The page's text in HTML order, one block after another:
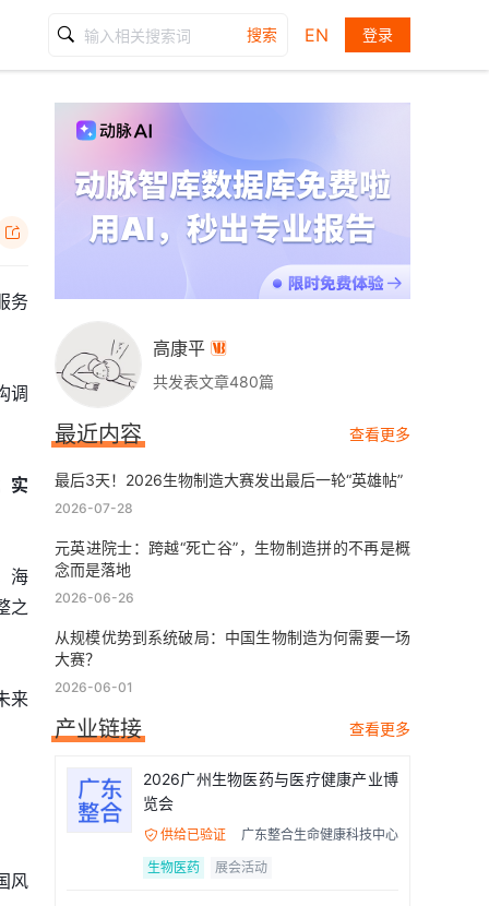
搜索 EN 登录

务
调
实
海
之
来
风
高康平 
共发表文章480篇
最近内容 查看更多
最后3天！2026生物制造大赛发出最后一轮“英雄帖”
2026-07-28
元英进院士：跨越“死亡谷”，生物制造拼的不再是概
念而是落地
2026-06-26
从规模优势到系统破局：中国生物制造为何需要一场
大赛？
2026-06-01
产业链接 查看更多
2026广州生物医药与医疗健康产业博
览会
 供给已验证
广东整合生命健康科技中心
生物医药
展会活动